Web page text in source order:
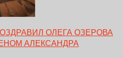
ОЛЕГА ОЗЕРОВА
АЛЕКСАНДРА